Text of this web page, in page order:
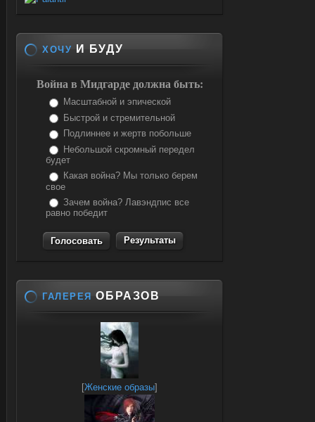
ХОЧУ И БУДУ
Война в Мидгарде должна быть:
Масштабной и эпической
Быстрой и стремительной
Подлиннее и жертв побольше
Небольшой скромный передел
будет
Какая война? Мы только берем
свое
Зачем война? Лавэндпис все
равно победит
Результаты
ГАЛЕРЕЯ ОБРАЗОВ
[Женские образы]